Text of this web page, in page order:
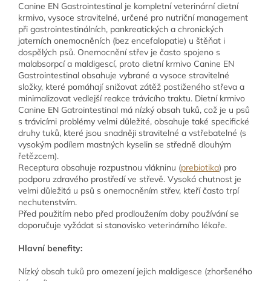
Canine EN Gastrointestinal je kompletní veterinární dietní
krmivo, vysoce stravitelné, určené pro nutriční management
při gastrointestinálních, pankreatických a chronických
jaterních onemocněních (bez encefalopatie) u štěňat i
dospělých psů. Onemocnění střev je často spojeno s
malabsorpcí a maldigescí, proto dietní krmivo Canine EN
Gastrointestinal obsahuje vybrané a vysoce stravitelné
složky, které pomáhají snižovat zátěž postiženého střeva a
minimalizovat vedlejší reakce trávicího traktu. Dietní krmivo
Canine EN Gatrointestinal má nízký obsah tuků, což je u psů
s trávicími problémy velmi důležité, obsahuje také specifické
druhy tuků, které jsou snadněji stravitelné a vstřebatelné (s
vysokým podílem mastných kyselin se středně dlouhým
řetězcem).
Receptura obsahuje rozpustnou vlákninu (prebiotika) pro
podporu zdravého prostředí ve střevě. Vysoká chutnost je
velmi důležitá u psů s onemocněním střev, kteří často trpí
nechutenstvím.
Před použitím nebo před prodloužením doby používání se
doporučuje vyžádat si stanovisko veterinárního lékaře.
Hlavní benefity:
Nízký obsah tuků pro omezení jejich maldigesce (zhoršeného